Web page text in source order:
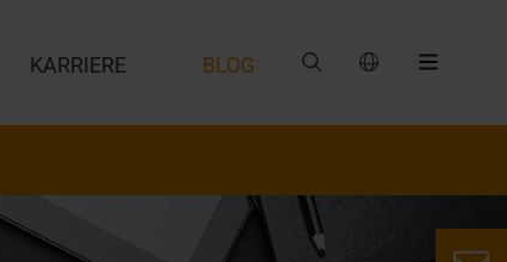
KARRIERE BLOG